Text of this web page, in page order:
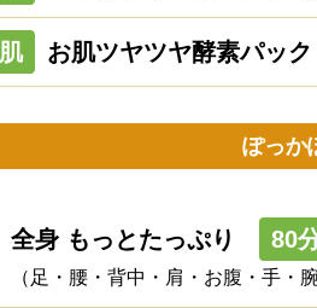
肌 お肌ツヤツヤ酵素パック
ぽっか
全身 もっとたっぷり 80
（足・腰・背中・肩・お腹・手・